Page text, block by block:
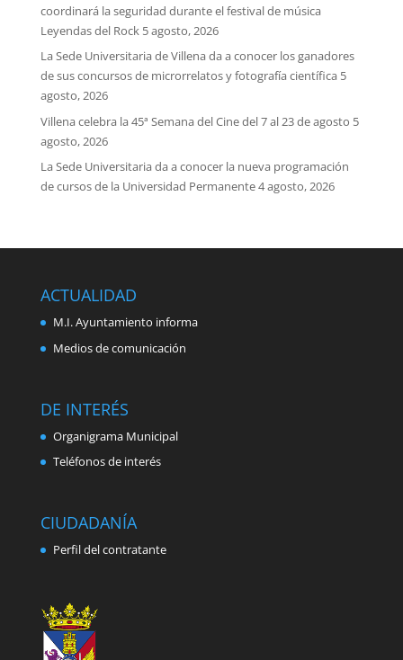
coordinará la seguridad durante el festival de música
Leyendas del Rock 5 agosto, 2026
La Sede Universitaria de Villena da a conocer los ganadores
de sus concursos de microrrelatos y fotografía científica 5
agosto, 2026
Villena celebra la 45ª Semana del Cine del 7 al 23 de agosto 5
agosto, 2026
La Sede Universitaria da a conocer la nueva programación
de cursos de la Universidad Permanente4 agosto, 2026
ACTUALIDAD
M.I. Ayuntamiento informa
Medios de comunicación
DE INTERÉS
Organigrama Municipal
Teléfonos de interés
CIUDADANÍA
Perfil del contratante